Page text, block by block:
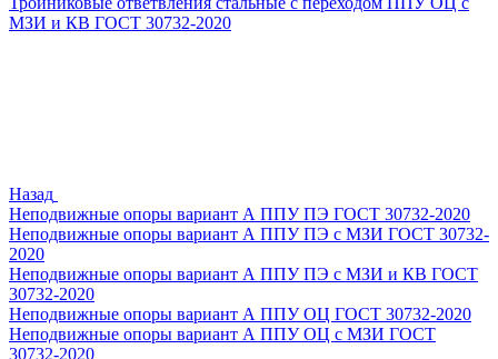
МЗИ и КВ ГОСТ 30732-2020
Назад
Неподвижные опоры вариант А ППУ ПЭ ГОСТ 30732-2020
Неподвижные опоры вариант А ППУ ПЭ с МЗИ ГОСТ 30732-
2020
Неподвижные опоры вариант А ППУ ПЭ с МЗИ и КВ ГОСТ
30732-2020
Неподвижные опоры вариант А ППУ ОЦ ГОСТ 30732-2020
Неподвижные опоры вариант А ППУ ОЦ с МЗИ ГОСТ
30732-2020